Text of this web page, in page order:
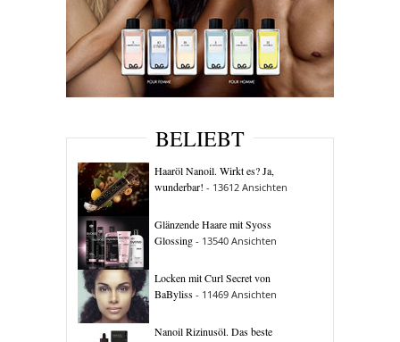
BELIEBT
Haaröl Nanoil. Wirkt es? Ja,
wunderbar! - 13612 Ansichten
Glänzende Haare mit Syoss
Glossing - 13540 Ansichten
Locken mit Curl Secret von
BaByliss - 11469 Ansichten
Nanoil Rizinusöl. Das beste